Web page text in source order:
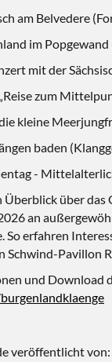
am Belvedere
im
mit der
zum
kleine
baden
-
Überblick über
an
So erfahren
Schwind-Pavillon
und Download
veröffentlicht von: